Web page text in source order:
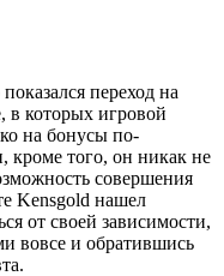
переход на
в которых игровой
на бонусы по-
кроме того, он никак не
совершения
Kensgold нашел
от своей зависимости,
вовсе и обратившись